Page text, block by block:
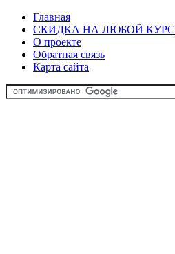
Главная
СКИДКА НА ЛЮБОЙ КУРС
О проекте
Обратная связь
Карта сайта